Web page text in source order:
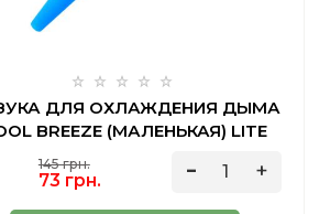
ДЛЯ ОХЛАЖДЕНИЯ ДЫМА
BREEZE (МАЛЕНЬКАЯ) LITE
145 грн.
73 грн.